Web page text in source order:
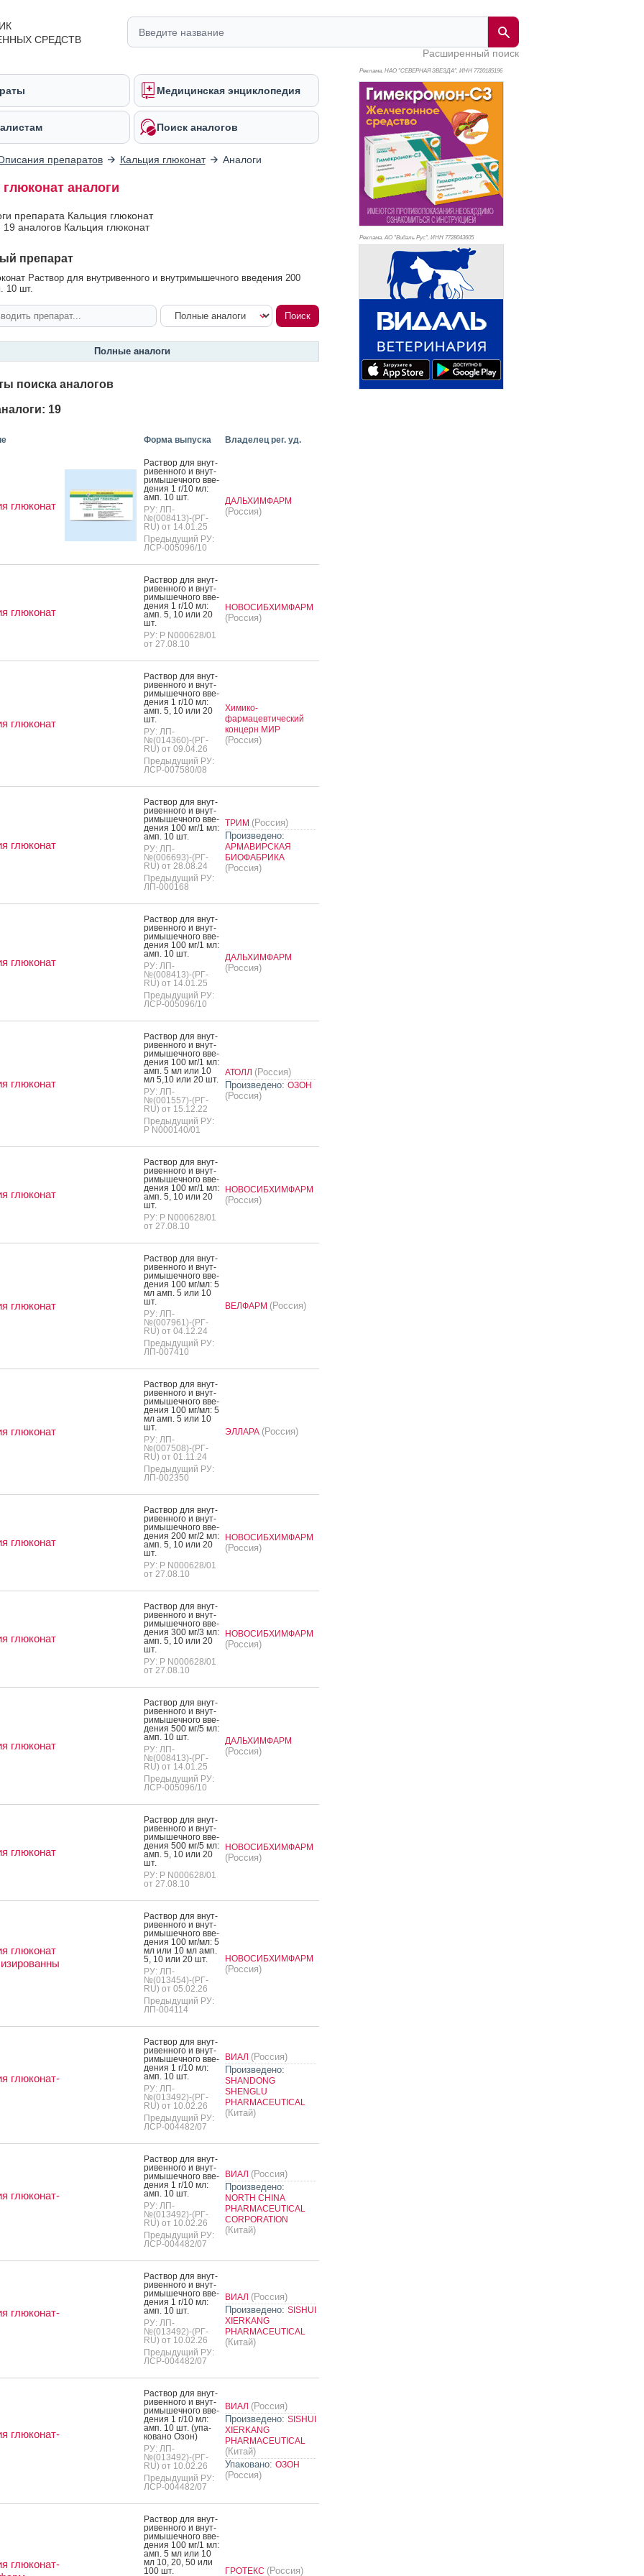
СРЕДСТВ
Расширенный поиск
Медицинская энциклопедия
Поиск аналогов
препаратов Кальция глюконат Аналоги
аналоги
препарата Кальция глюконат
19 аналогов Кальция глюконат
препарат
Раствор для внутривенного и внутримышечного введения 200
10 шт.
Полные аналоги
поиска аналогов
19
Форма выпуска Владелец рег. уд.
глюконат
Рас­твор для внут­
ри­вен­но­го и внут­
ри­мышеч­но­го вве­
дения 1 г/10 мл:
амп. 10 шт.
РУ: ЛП-
№(008413)-(РГ-
RU) от 14.01.25
Предыдущий РУ:
ЛСР-005096/10
ДАЛЬХИМФАРМ
(Россия)
глюконат
Рас­твор для внут­
ри­вен­но­го и внут­
ри­мышеч­но­го вве­
дения 1 г/10 мл:
амп. 5, 10 или 20
шт.
РУ: Р N000628/01
от 27.08.10
НОВОСИБХИМФАРМ
(Россия)
глюконат
Рас­твор для внут­
ри­вен­но­го и внут­
ри­мышеч­но­го вве­
дения 1 г/10 мл:
амп. 5, 10 или 20
шт.
РУ: ЛП-
№(014360)-(РГ-
RU) от 09.04.26
Предыдущий РУ:
ЛСР-007580/08
Химико-
фармацевтический
концерн МИР
(Россия)
глюконат
Рас­твор для внут­
ри­вен­но­го и внут­
ри­мышеч­но­го вве­
дения 100 мг/1 мл:
амп. 10 шт.
РУ: ЛП-
№(006693)-(РГ-
RU) от 28.08.24
Предыдущий РУ:
ЛП-000168
ТРИМ (Россия)
Произведено:
АРМАВИРСКАЯ
БИОФАБРИКА
(Россия)
глюконат
Рас­твор для внут­
ри­вен­но­го и внут­
ри­мышеч­но­го вве­
дения 100 мг/1 мл:
амп. 10 шт.
РУ: ЛП-
№(008413)-(РГ-
RU) от 14.01.25
Предыдущий РУ:
ЛСР-005096/10
ДАЛЬХИМФАРМ
(Россия)
глюконат
Рас­твор для внут­
ри­вен­но­го и внут­
ри­мышеч­но­го вве­
дения 100 мг/1 мл:
амп. 5 мл или 10
мл 5,10 или 20 шт.
РУ: ЛП-
№(001557)-(РГ-
RU) от 15.12.22
Предыдущий РУ:
Р N000140/01
АТОЛЛ (Россия)
Произведено: ОЗОН
(Россия)
глюконат
Рас­твор для внут­
ри­вен­но­го и внут­
ри­мышеч­но­го вве­
дения 100 мг/1 мл:
амп. 5, 10 или 20
шт.
РУ: Р N000628/01
от 27.08.10
НОВОСИБХИМФАРМ
(Россия)
глюконат
Рас­твор для внут­
ри­вен­но­го и внут­
ри­мышеч­но­го вве­
дения 100 мг/мл: 5
мл амп. 5 или 10
шт.
РУ: ЛП-
№(007961)-(РГ-
RU) от 04.12.24
Предыдущий РУ:
ЛП-007410
ВЕЛФАРМ (Россия)
глюконат
Рас­твор для внут­
ри­вен­но­го и внут­
ри­мышеч­но­го вве­
дения 100 мг/мл: 5
мл амп. 5 или 10
шт.
РУ: ЛП-
№(007508)-(РГ-
RU) от 01.11.24
Предыдущий РУ:
ЛП-002350
ЭЛЛАРА (Россия)
глюконат
Рас­твор для внут­
ри­вен­но­го и внут­
ри­мышеч­но­го вве­
дения 200 мг/2 мл:
амп. 5, 10 или 20
шт.
РУ: Р N000628/01
от 27.08.10
НОВОСИБХИМФАРМ
(Россия)
глюконат
Рас­твор для внут­
ри­вен­но­го и внут­
ри­мышеч­но­го вве­
дения 300 мг/3 мл:
амп. 5, 10 или 20
шт.
РУ: Р N000628/01
от 27.08.10
НОВОСИБХИМФАРМ
(Россия)
глюконат
Рас­твор для внут­
ри­вен­но­го и внут­
ри­мышеч­но­го вве­
дения 500 мг/5 мл:
амп. 10 шт.
РУ: ЛП-
№(008413)-(РГ-
RU) от 14.01.25
Предыдущий РУ:
ЛСР-005096/10
ДАЛЬХИМФАРМ
(Россия)
глюконат
Рас­твор для внут­
ри­вен­но­го и внут­
ри­мышеч­но­го вве­
дения 500 мг/5 мл:
амп. 5, 10 или 20
шт.
РУ: Р N000628/01
от 27.08.10
НОВОСИБХИМФАРМ
(Россия)
глюконат
Рас­твор для внут­
ри­вен­но­го и внут­
ри­мышеч­но­го вве­
дения 100 мг/мл: 5
мл или 10 мл амп.
5, 10 или 20 шт.
РУ: ЛП-
№(013454)-(РГ-
RU) от 05.02.26
Предыдущий РУ:
ЛП-004114
НОВОСИБХИМФАРМ
(Россия)
глюконат-
Рас­твор для внут­
ри­вен­но­го и внут­
ри­мышеч­но­го вве­
дения 1 г/10 мл:
амп. 10 шт.
РУ: ЛП-
№(013492)-(РГ-
RU) от 10.02.26
Предыдущий РУ:
ЛСР-004482/07
ВИАЛ (Россия)
Произведено:
SHANDONG
SHENGLU
PHARMACEUTICAL
(Китай)
глюконат-
Рас­твор для внут­
ри­вен­но­го и внут­
ри­мышеч­но­го вве­
дения 1 г/10 мл:
амп. 10 шт.
РУ: ЛП-
№(013492)-(РГ-
RU) от 10.02.26
Предыдущий РУ:
ЛСР-004482/07
ВИАЛ (Россия)
Произведено:
NORTH CHINA
PHARMACEUTICAL
CORPORATION
(Китай)
глюконат-
Рас­твор для внут­
ри­вен­но­го и внут­
ри­мышеч­но­го вве­
дения 1 г/10 мл:
амп. 10 шт.
РУ: ЛП-
№(013492)-(РГ-
RU) от 10.02.26
Предыдущий РУ:
ЛСР-004482/07
ВИАЛ (Россия)
Произведено: SISHUI
XIERKANG
PHARMACEUTICAL
(Китай)
глюконат-
Рас­твор для внут­
ри­вен­но­го и внут­
ри­мышеч­но­го вве­
дения 1 г/10 мл:
амп. 10 шт. (упа­
кова­но Озон)
РУ: ЛП-
№(013492)-(РГ-
RU) от 10.02.26
Предыдущий РУ:
ЛСР-004482/07
ВИАЛ (Россия)
Произведено: SISHUI
XIERKANG
PHARMACEUTICAL
(Китай)
Упаковано: ОЗОН
(Россия)
глюконат-
Рас­твор для внут­
ри­вен­но­го и внут­
ри­мышеч­но­го вве­
дения 100 мг/1 мл:
амп. 5 мл или 10
мл 10, 20, 50 или
100 шт.
ГРОТЕКС (Россия)
Реклама. НАО "СЕВЕРНАЯ ЗВЕЗДА", ИНН 7720185196
Реклама. АО "Видаль Рус", ИНН 7728043605